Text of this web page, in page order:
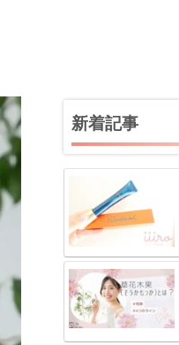
新着記事